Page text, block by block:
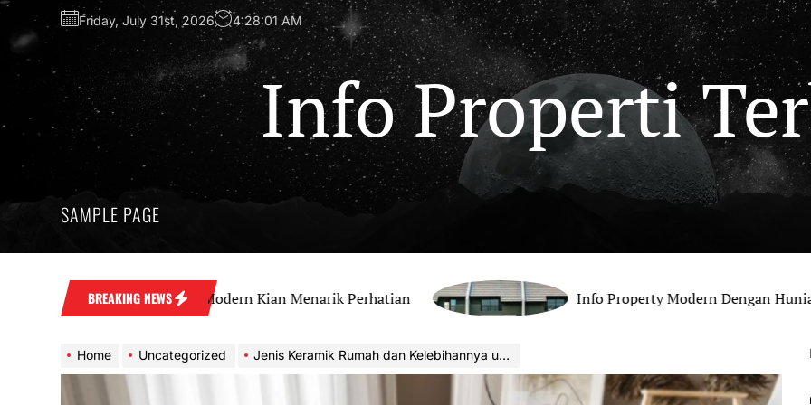
Skip
the
content
Friday, July 31st, 2026 4:28:02 AM
Info Properti
SAMPLE PAGE
BREAKING NEWS
Investasi Apartemen Modern Kian Menarik Perhatian Info Property Modern Dengan Hunian
Home Uncategorized Jenis Keramik Rumah dan Kelebihannya untuk Interior